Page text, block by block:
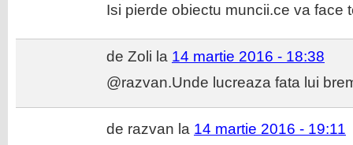
Isi pierde obiectu muncii.ce va face
de Zoli la 14 martie 2016 - 18:38
@razvan.Unde lucreaza fata lui
de razvan la 14 martie 2016 - 19:11